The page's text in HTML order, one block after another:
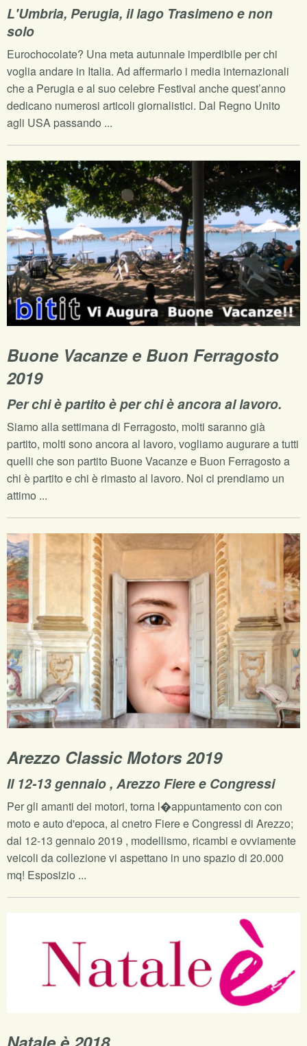
L'Umbria, Perugia, il lago Trasimeno e non
solo
Eurochocolate? Una meta autunnale imperdibile per chi
voglia andare in Italia. Ad affermarlo i media internazionali
che a Perugia e al suo celebre Festival anche quest’anno
dedicano numerosi articoli giornalistici. Dal Regno Unito
agli USA passando ...
Buone Vacanze e Buon Ferragosto
2019
Per chi è partito è per chi è ancora al lavoro.
Siamo alla settimana di Ferragosto, molti saranno già
partito, molti sono ancora al lavoro, vogliamo augurare a tutti
quelli che son partito Buone Vacanze e Buon Ferragosto a
chi è partito e chi è rimasto al lavoro. Noi ci prendiamo un
attimo ...
Arezzo Classic Motors 2019
Il 12-13 gennaio , Arezzo Fiere e Congressi
Per gli amanti dei motori, torna l�appuntamento con con
moto e auto d'epoca, al cnetro Fiere e Congressi di Arezzo;
dal 12-13 gennaio 2019 , modellismo, ricambi e ovviamente
veicoli da collezione vi aspettano in uno spazio di 20.000
mq! Esposizio ...